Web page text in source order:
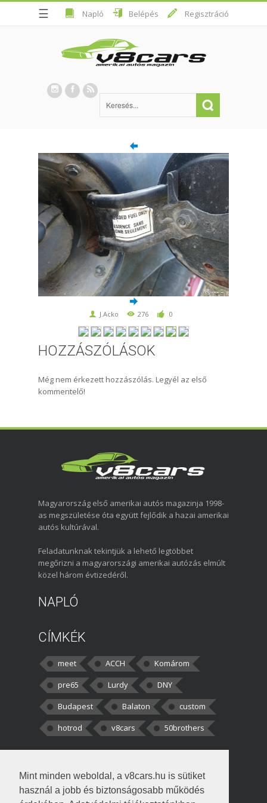
Mint minden weboldal, a v8cars.hu is sütiket
használ a jobb és biztonságosabb működés
☰ Napló Belépés Regisztráció
J.Acko 276 0
HOZZÁSZÓLÁSOK
Még nem érkezett hozzászólás. Legyél az első
kommentelő!
Magyarország első amerikai autós magazinja 1998-
as megszületése óta együtt fejlődik a hazai amerikai
autós kultúrával.
Feladatunknak tekintjük a lehető legtöbbet
megőrizni a magyarországi amerikai autózás elmúlt
közel három évtizedéről.
NAPLÓ
CÍMKÉK
meet ACCH
Komárom
pre65
Lurdy
DNY
Budapest
Balaton
custom
hotrod
v8cars 50brothers
kortisz:Elszúrtam! Én csak két
darabbaal számoltam. Nem tudtam, hogy fél autót,